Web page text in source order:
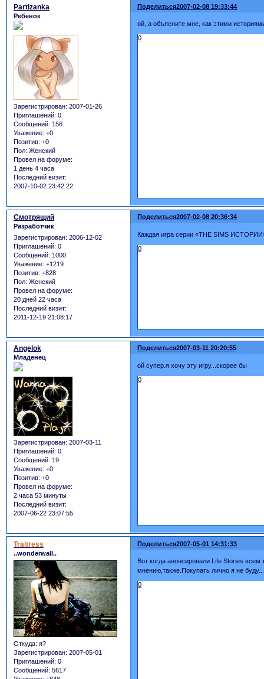
Поделиться2007-02-08 19:33:44
Partizanka
Ребенок
Зарегистрирован: 2007-01-26
Приглашений: 0
Сообщений: 156
Уважение: +0
Позитив: +0
Пол: Женский
Провел на форуме:
1 день 4 часа
Последний визит:
2007-10-02 23:42:22
ой, а объясните мне, как этими
0
Поделиться2007-02-08 20:36:34
Смотрящий
Разработчик
Зарегистрирован: 2006-12-02
Приглашений: 0
Сообщений: 1000
Уважение: +1219
Позитив: +828
Пол: Женский
Провел на форуме:
20 дней 22 часа
Последний визит:
2011-12-19 21:08:17
Каждая игра серии «THE SIMS
0
Поделиться2007-03-11 20:20:55
Angelok
Младенец
Зарегистрирован: 2007-03-11
Приглашений: 0
Сообщений: 19
Уважение: +0
Позитив: +0
Провел на форуме:
2 часа 53 минуты
Последний визит:
2007-06-22 23:07:55
ой супер.я хочу эту игру...скорее бы
0
Поделиться2007-05-01 14:31:33
Traitress
..wonderwall..
Откуда: я?
Зарегистрирован: 2007-05-01
Приглашений: 0
Сообщений: 5617
Вот когда анонсировали Life Stories
мнению,также.Покупать лично я не буду...
0